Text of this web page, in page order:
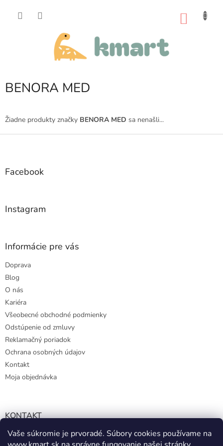
Vaše súkromie je prvoradé. Súbory cookies používame na
BENORA MED
Žiadne produkty značky BENORA MED sa nenašli...
Z
Facebook
Instagram
Informácie pre vás
Doprava
Blog
O nás
Kariéra
Všeobecné obchodné podmienky
Odstúpenie od zmluvy
Reklamačný poriadok
Ochrana osobných údajov
Kontakt
Moja objednávka
KONTAKT
info@kmart.sk